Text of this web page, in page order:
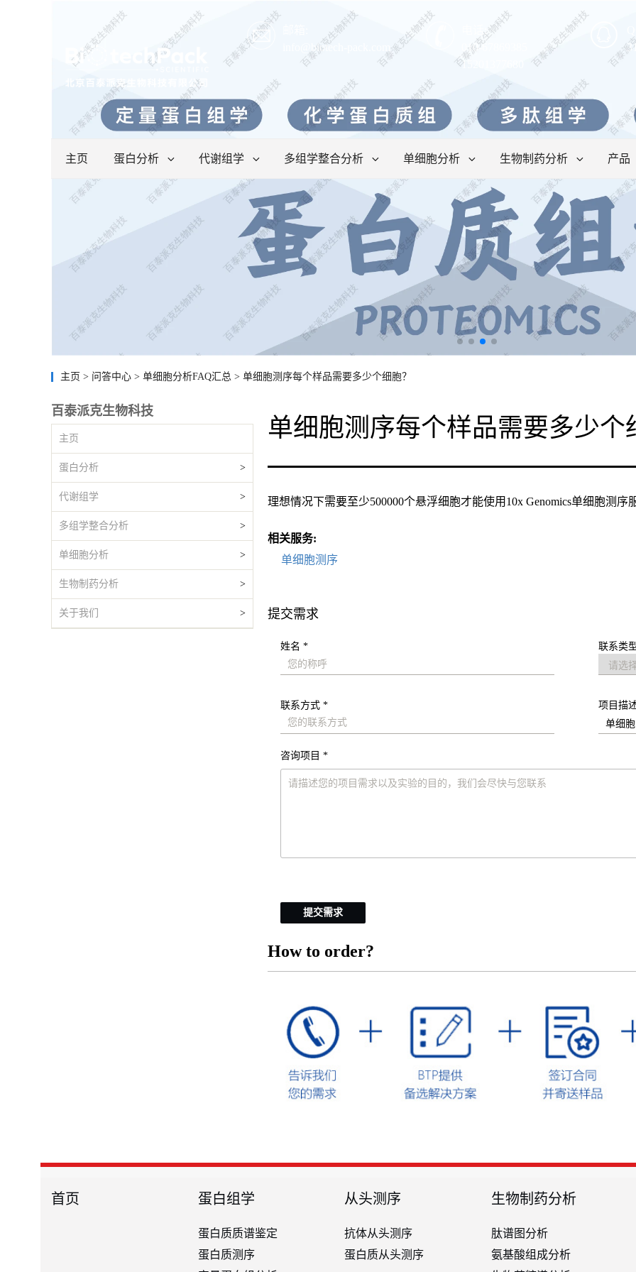
info@biotech-pack.com
电话:
010-67869385
15201377680
主页 蛋白分析 代谢组学 多组学整合分析 单细胞分析 生物制药分析 产品
主页 > 问答中心 > 单细胞分析FAQ汇总 > 单细胞测序每个样品需要多少个细胞？
百泰派克生物科技
主页
蛋白分析 >
代谢组学 >
多组学整合分析 >
单细胞分析 >
生物制药分析 >
关于我们 >
单细胞测序每个样品需要多少个
理想情况下需要至少500000个悬浮细胞才能使用10x Genomics单细胞测序
相关服务:
单细胞测序
提交需求
姓名 * 联系类
联系方式 * 项目描
咨询项目 *
提交需求
How to order?
首页 蛋白组学
蛋白质质谱鉴定
蛋白质测序
从头测序
抗体从头测序
蛋白质从头测序
生物制药分析
肽谱图分析
氨基酸组成分析